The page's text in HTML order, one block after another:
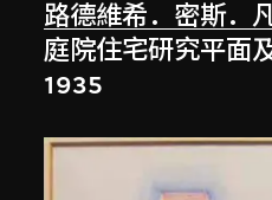
路德維希．密斯．
庭院住宅研究平面
1935